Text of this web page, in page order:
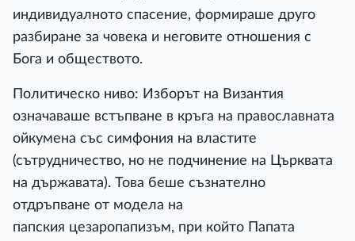
индивидуалното спасение, формираше друго
разбиране за човека и неговите отношения с
Бога и обществото.
Политическо ниво: Изборът на Византия
означаваше встъпване в кръга на православната
ойкумена със симфония на властите
(сътрудничество, но не подчинение на Църквата
на държавата). Това беше съзнателно
отдръпване от модела на
папския цезаропапизъм, при който Папата